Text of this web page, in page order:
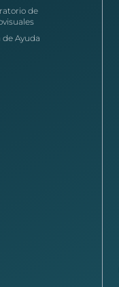
de
de Ayuda